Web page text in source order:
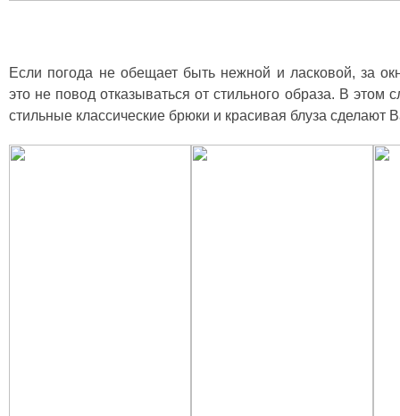
Если погода не обещает быть нежной и ласковой, за
это не повод отказываться от стильного образа. В этом
стильные классические брюки и красивая блуза сделают